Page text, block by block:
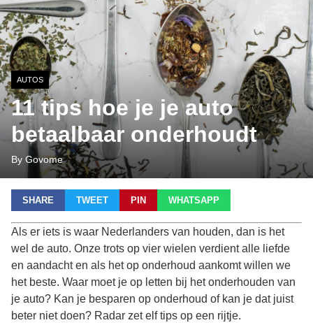
AUTOS
11 tips hoe je je auto
betaalbaar onderhoudt
By Govome
SHARE TWEET PIN WHATSAPP
Als er iets is waar Nederlanders van houden, dan is het
wel de auto. Onze trots op vier wielen verdient alle liefde
en aandacht en als het op onderhoud aankomt willen we
het beste. Waar moet je op letten bij het onderhouden van
je auto? Kan je besparen op onderhoud of kan je dat juist
beter niet doen? Radar zet elf tips op een rijtje.